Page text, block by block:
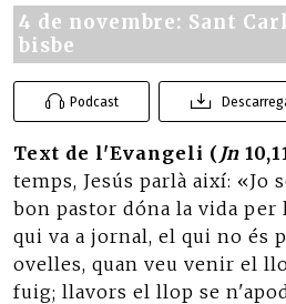
4 de novembre: Sant
bisbe
Podcast
Text de l'Evangeli ( Jn
temps, Jesús parlà així: «Jo
bon pastor dóna la vida per
qui va a jornal, el qui no és
ovelles, quan veu venir el
fuig; llavors el llop se